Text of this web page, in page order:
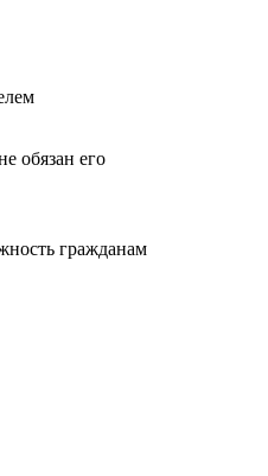
обязан его
гражданам